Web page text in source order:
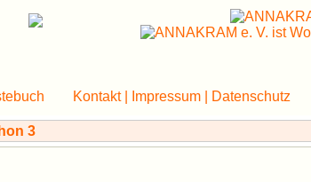
Kontakt | Impressum | Datenschutz